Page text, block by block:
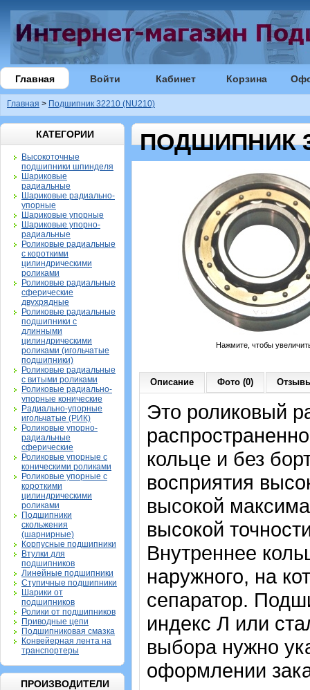
Главная Войти Кабинет Корзина
Главная > Подшипник 32210 (NU210)
КАТЕГОРИИ
Высокоточные
подшипники шпинделя
Шариковые
радиальные
Шариковые радиально-
упорные
Шариковые упорные
Шариковые упорно-
радиальные
Роликовые радиальные
с короткими
цилиндрическими
роликами
Роликовые радиальные
сферические
двухрядные
Роликовые радиальные
подшипники с
длинными
цилиндрическими
роликами (игольчатые
подшипники)
Роликовые радиальные
с витыми роликами
Роликовые радиально-
упорные конические
Радиально-упорные
игольчатые (РИК)
Роликовые упорно-
радиальные
сферические
Роликовые упорные с
коническими роликами
Роликовые упорные с
короткими
цилиндрическими
роликами
Подшипники
скольжения
(шарнирные)
Корпусные подшипники
Втулки для
подшипников
Линейные подшипники
Ступичные подшипники
Шарики от
подшипников
Ролики от подшипников
Приводные цепи
Подшипниковая смазка
Конвейерная лента на
транспортеры
ПРОИЗВОДИТЕЛИ
ПОДШИПНИК
Нажмите, чтобы
Описание Фото (0)
Это роликовый
кольце и без
восприятия
высокой
высокой
Внутреннее
наружного, на
сепаратор.
индекс Л или
выбора нужно
оформлении